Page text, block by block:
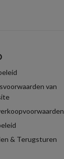
van
& Terugsturen